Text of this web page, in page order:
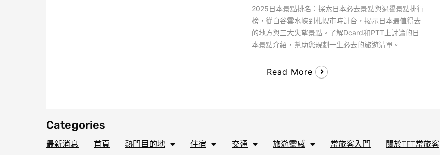
2025日本景點排名：探索日本必去景點與過譽景點排行
榜，從白谷雲水峽到札幌市時計台，揭示日本最值得去
的地方與三大失望景點。了解Dcard和PTT上討論的日
本景點介紹，幫助您規劃一生必去的旅遊清單。
Read More
Categories
最新消息 首頁 熱門目的地 住宿 交通 旅遊靈感 常旅客入門 關於TFT常旅客